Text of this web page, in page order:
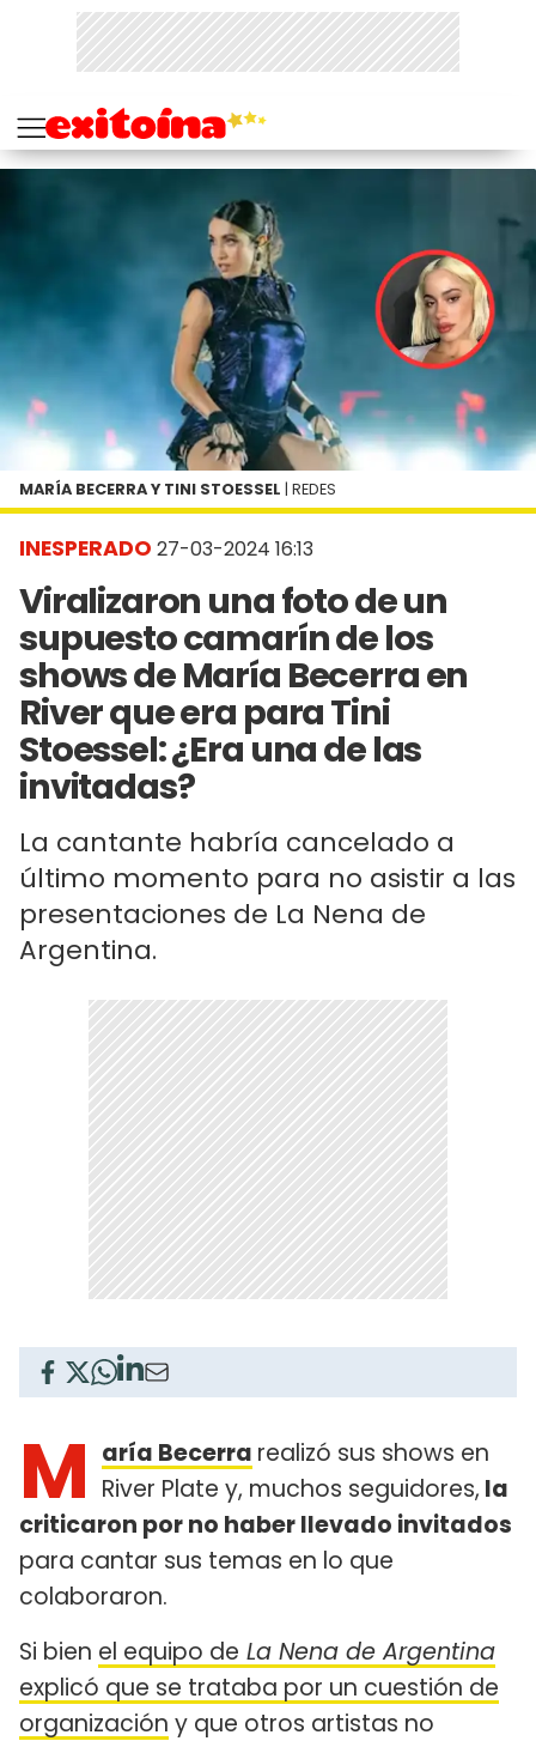
INESPERADO 27-03-2024 16:13
Viralizaron una foto de un
supuesto camarín de los
shows de María Becerra en
River que era para Tini
Stoessel: ¿Era una de las
invitadas?
La cantante habría cancelado a
último momento para no asistir a las
presentaciones de La Nena de
Argentina.
MARÍA BECERRA Y TINI STOESSEL | REDES
M aría Becerra realizó sus shows en
River Plate y, muchos seguidores, la
criticaron por no haber llevado invitados
para cantar sus temas en lo que
colaboraron.
Si bien el equipo de La Nena de Argentina
explicó que se trataba por un cuestión de
organización y que otros artistas no